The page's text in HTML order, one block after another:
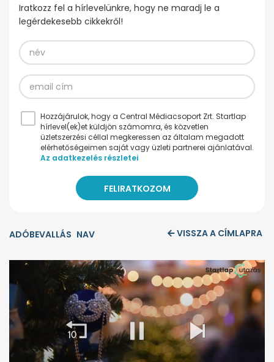
Iratkozz fel a hírlevelünkre, hogy ne maradj le a
legérdekesebb cikkekről!
Hozzájárulok, hogy a Central Médiacsoport Zrt. Startlap
hírlevel(ek)et küldjön számomra, és közvetlen
üzletszerzési céllal megkeressen az általam megadott
elérhetőségeimen saját vagy üzleti partnerei ajánlatával.
Az adatkezelés részletei
ADÓBEVALLÁS NAV VISSZA A CÍMLAPRA